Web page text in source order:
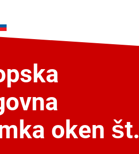
oken št.